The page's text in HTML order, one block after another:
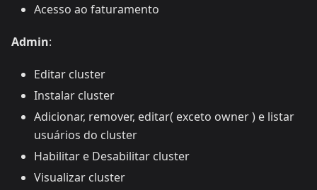
Acesso ao faturamento
Admin:
Editar cluster
Instalar cluster
Adicionar, remover, editar( exceto owner ) e listar
usuários do cluster
Habilitar e Desabilitar cluster
Visualizar cluster